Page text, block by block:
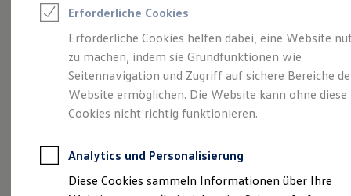
Saisonangebote
Leasing
Leasing-Angebote
Gebrauchtwagen Leasing
Junge Gebrauchtwagen-Leasing
Elektroauto Leasing
Kleinwagen-Leasing
Leasing ohne Anzahlung
Autokredit mit Schlussrate
Versicherungen und Garantien
Kfz-Versicherung
Restschuldversicherungen
Ihr Begleiter für Alltag
und Freizeit. Der T-
Cross.
Erforderliche Cookies
Erforderliche Cookies helfen dabei, eine Website
zu machen, indem sie Grundfunktionen wie
Seitennavigation und Zugriff auf sichere Bereiche
Website ermöglichen. Die Website kann ohne diese
Cookies nicht richtig funktionieren.
Analytics und Personalisierung
Diese Cookies sammeln Informationen über Ihre